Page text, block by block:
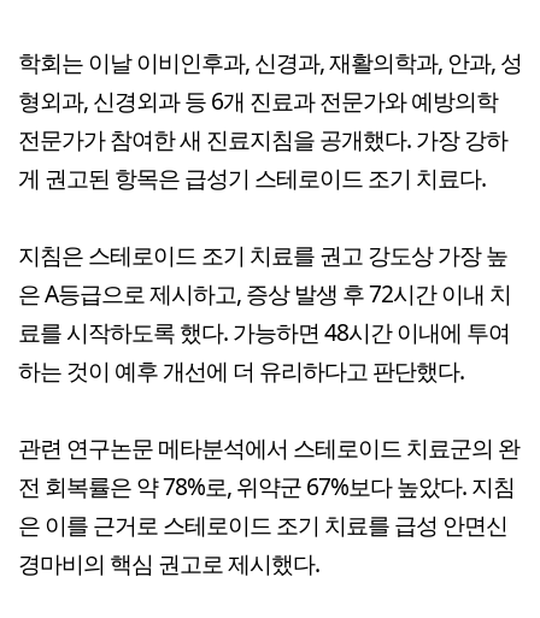
학회는 이날 이비인후과, 신경과, 재활의학과, 안과, 성
형외과, 신경외과 등 6개 진료과 전문가와 예방의학
전문가가 참여한 새 진료지침을 공개했다. 가장 강하
게 권고된 항목은 급성기 스테로이드 조기 치료다.
지침은 스테로이드 조기 치료를 권고 강도상 가장 높
은 A등급으로 제시하고, 증상 발생 후 72시간 이내 치
료를 시작하도록 했다. 가능하면 48시간 이내에 투여
하는 것이 예후 개선에 더 유리하다고 판단했다.
관련 연구논문 메타분석에서 스테로이드 치료군의 완
전 회복률은 약 78%로, 위약군 67%보다 높았다. 지침
은 이를 근거로 스테로이드 조기 치료를 급성 안면신
경마비의 핵심 권고로 제시했다.